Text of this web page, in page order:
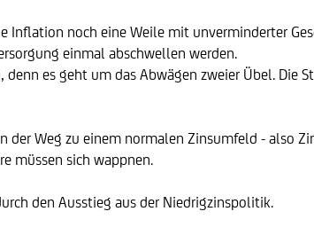
Inflation noch eine Weile mit unverminderter
einmal abschwellen werden.
es geht um das Abwägen zweier Übel. Die
Weg zu einem normalen Zinsumfeld - also
müssen sich wappnen.
den Ausstieg aus der Niedrigzinspolitik.